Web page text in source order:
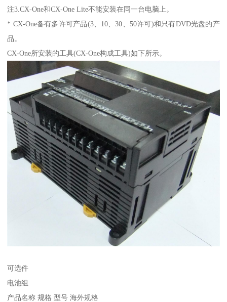
注3.CX-One和CX-One Lite不能安装在同一台电脑上。
* CX-One备有多许可产品(3、10、30、50许可)和只有DVD光盘的产
品。
CX-One所安装的工具(CX-One构成工具)如下所示。
可选件
电池组
产品名称 规格 型号 海外规格